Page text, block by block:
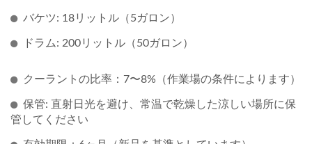
バケツ: 18リットル（5ガロン）
ドラム: 200リットル（50ガロン）
クーラントの比率：7〜8%（作業場の条件によります）
保管: 直射日光を避け、常温で乾燥した涼しい場所に保
管してください